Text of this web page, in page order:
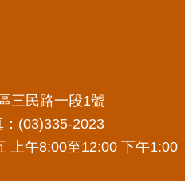
三民路一段1號
(03)335-2023
上午8:00至12:00 下午1:00